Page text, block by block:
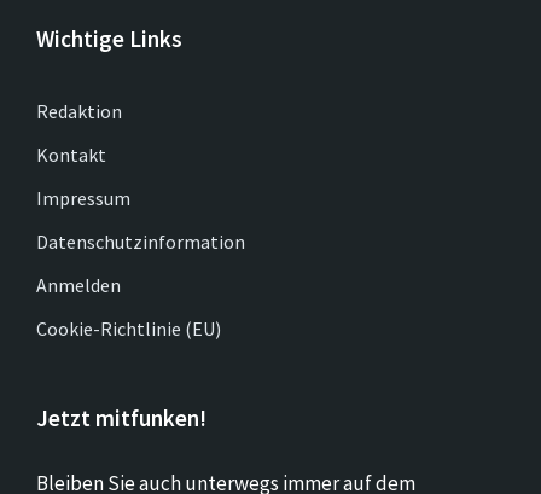
Wichtige Links
Redaktion
Kontakt
Impressum
Datenschutzinformation
Anmelden
Cookie-Richtlinie (EU)
Jetzt mitfunken!
Bleiben Sie auch unterwegs immer auf dem